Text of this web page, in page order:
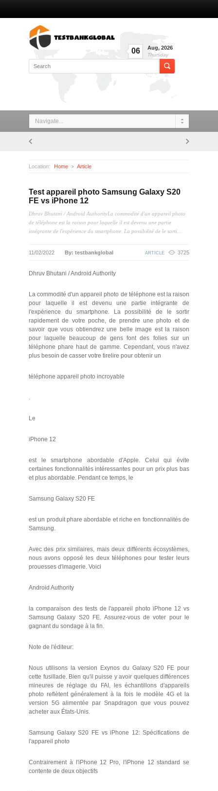
06 Aug, 2026
Thursday
Navigate...
Location: Home Article
Test appareil photo Samsung Galaxy S20
FE vs iPhone 12
Dhruv Bhutani / Android AuthorityLa commodité d'un appareil photo
de téléphone est la raison pour laquelle il est devenu une partie
intégrante de l'expérience du smartphone. La possibilité de le sorti...
11/02/2022 By: testbankglobal ARTICLE 3725
Dhruv Bhutani / Android Authority
La commodité d'un appareil photo de téléphone est la raison
pour laquelle il est devenu une partie intégrante de
l'expérience du smartphone. La possibilité de le sortir
rapidement de votre poche, de prendre une photo et de
savoir que vous obtiendrez une belle image est la raison
pour laquelle beaucoup de gens font des folies sur un
téléphone phare haut de gamme. Cependant, vous n'avez
plus besoin de casser votre tirelire pour obtenir un
téléphone appareil photo incroyable
.
Le
iPhone 12
est le smartphone abordable d'Apple. Celui qui évite
certaines fonctionnalités intéressantes pour un prix plus bas
et plus abordable. Pendant ce temps, le
Samsung Galaxy S20 FE
est un produit phare abordable et riche en fonctionnalités de
Samsung.
Avec des prix similaires, mais deux différents écosystèmes,
nous avons opposé les deux téléphones pour tester leurs
prouesses d'imagerie. Voici
Android Authority
la comparaison des tests de l'appareil photo iPhone 12 vs
Samsung Galaxy S20 FE. Assurez-vous de voter pour le
gagnant du sondage à la fin.
Note de l'éditeur:
Nous utilisons la version Exynos du Galaxy S20 FE pour
cette fusillade. Bien qu'il puisse y avoir quelques différences
mineures de réglage du FAI, les échantillons d'appareils
photo reflètent généralement à la fois le modèle 4G et la
version 5G alimentée par Snapdragon que vous pouvez
acheter aux États-Unis.
Samsung Galaxy S20 FE vs iPhone 12: Spécifications de
l'appareil photo
Contrairement à l'iPhone 12 Pro, l'iPhone 12 standard se
contente de deux objectifs